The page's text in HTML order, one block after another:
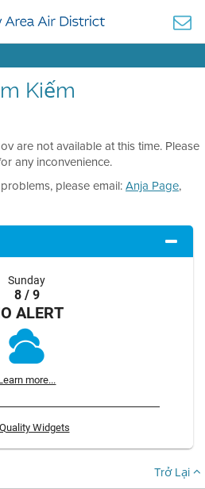
Kiếm
are not available at this time. Please
any inconvenience.
please email:Anja Page,
Sunday
8 / 9
ALERT
more...
Widgets
Trở Lại